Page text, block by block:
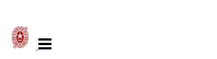
navigasjon